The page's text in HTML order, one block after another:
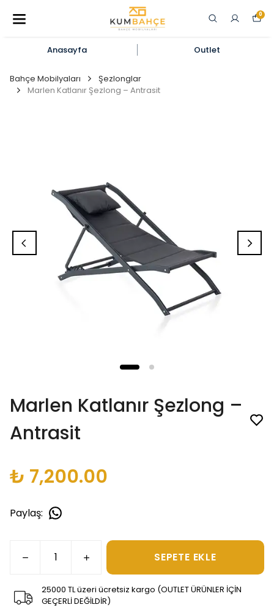
0
Anasayfa Outlet
Bahçe Mobilyaları
Şezlonglar
Marlen Katlanır Şezlong – Antrasit
Marlen Katlanır Şezlong –
Antrasit
₺ 7,200.00
Paylaş:
SEPETE EKLE
25000 TL üzeri ücretsiz kargo (OUTLET ÜRÜNLER İÇİN
GEÇERLİ DEĞİLDİR)